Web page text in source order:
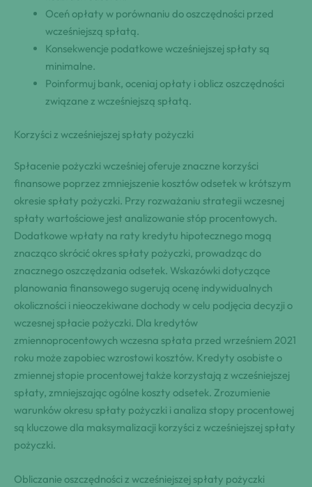
Oceń opłaty w porównaniu do oszczędności przed
wcześniejszą spłatą.
Konsekwencje podatkowe wcześniejszej spłaty są
minimalne.
Poinformuj bank, oceniaj opłaty i oblicz oszczędności
związane z wcześniejszą spłatą.
Korzyści z wcześniejszej spłaty pożyczki
Spłacenie pożyczki wcześniej oferuje znaczne korzyści
finansowe poprzez zmniejszenie kosztów odsetek w krótszym
okresie spłaty pożyczki. Przy rozważaniu strategii wczesnej
spłaty wartościowe jest analizowanie stóp procentowych.
Dodatkowe wpłaty na raty kredytu hipotecznego mogą
znacząco skrócić okres spłaty pożyczki, prowadząc do
znacznego oszczędzania odsetek. Wskazówki dotyczące
planowania finansowego sugerują ocenę indywidualnych
okoliczności i nieoczekiwane dochody w celu podjęcia decyzji o
wczesnej spłacie pożyczki. Dla kredytów
zmiennoprocentowych wczesna spłata przed wrześniem 2021
roku może zapobiec wzrostowi kosztów. Kredyty osobiste o
zmiennej stopie procentowej także korzystają z wcześniejszej
spłaty, zmniejszając ogólne koszty odsetek. Zrozumienie
warunków okresu spłaty pożyczki i analiza stopy procentowej
są kluczowe dla maksymalizacji korzyści z wcześniejszej spłaty
pożyczki.
Obliczanie oszczędności z wcześniejszej spłaty pożyczki